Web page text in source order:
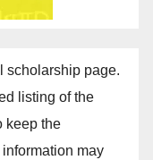
scholarship page.
listing of the
keep the
may